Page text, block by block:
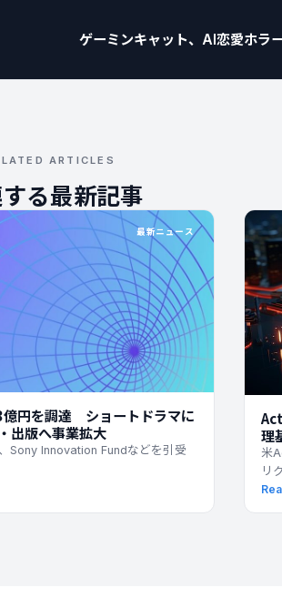
ゲーミンキャット、AI恋愛ホ
ARTICLES
る最新記事
最新ニュース
億円を調達 ショートドラマに
出版へ事業拡大
Sony Innovation Fundなどを引受
理
米
リ